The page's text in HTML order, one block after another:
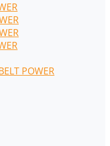
POWER